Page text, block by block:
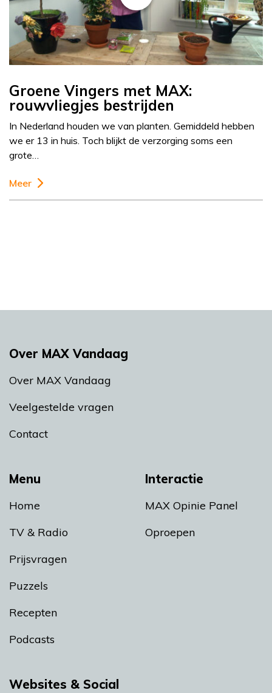
Groene Vingers met MAX:
rouwvliegjes bestrijden
In Nederland houden we van planten. Gemiddeld hebben
we er 13 in huis. Toch blijkt de verzorging soms een
grote…
Meer
Menu
Home
TV & Radio
Prijsvragen
Puzzels
Recepten
Podcasts
Interactie
MAX Opinie Panel
Oproepen
Over MAX Vandaag
Over MAX Vandaag
Veelgestelde vragen
Contact
Websites & Social